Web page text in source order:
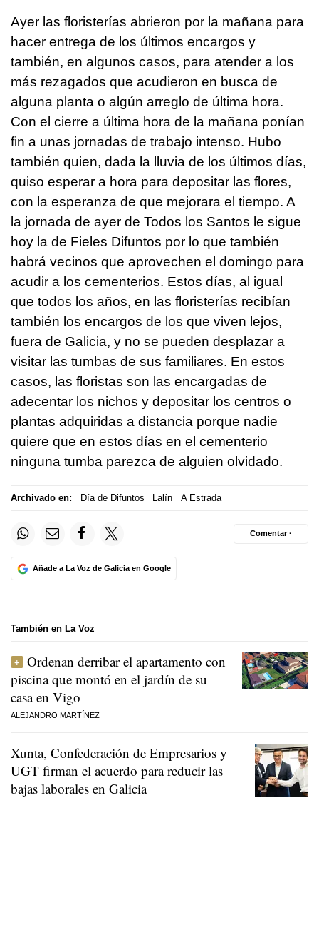
Ayer las floristerías abrieron por la mañana para
hacer entrega de los últimos encargos y
también, en algunos casos, para atender a los
más rezagados que acudieron en busca de
alguna planta o algún arreglo de última hora.
Con el cierre a última hora de la mañana ponían
fin a unas jornadas de trabajo intenso. Hubo
también quien, dada la lluvia de los últimos días,
quiso esperar a hora para depositar las flores,
con la esperanza de que mejorara el tiempo. A
la jornada de ayer de Todos los Santos le sigue
hoy la de Fieles Difuntos por lo que también
habrá vecinos que aprovechen el domingo para
acudir a los cementerios. Estos días, al igual
que todos los años, en las floristerías recibían
también los encargos de los que viven lejos,
fuera de Galicia, y no se pueden desplazar a
visitar las tumbas de sus familiares. En estos
casos, las floristas son las encargadas de
adecentar los nichos y depositar los centros o
plantas adquiridas a distancia porque nadie
quiere que en estos días en el cementerio
ninguna tumba parezca de alguien olvidado.
Archivado en: Día de Difuntos Lalín A Estrada
Añade a La Voz de Galicia en Google
Comentar ·
También en La Voz
Ordenan derribar el apartamento con
piscina que montó en el jardín de su
casa en Vigo
ALEJANDRO MARTÍNEZ
Xunta, Confederación de Empresarios y
UGT firman el acuerdo para reducir las
bajas laborales en Galicia